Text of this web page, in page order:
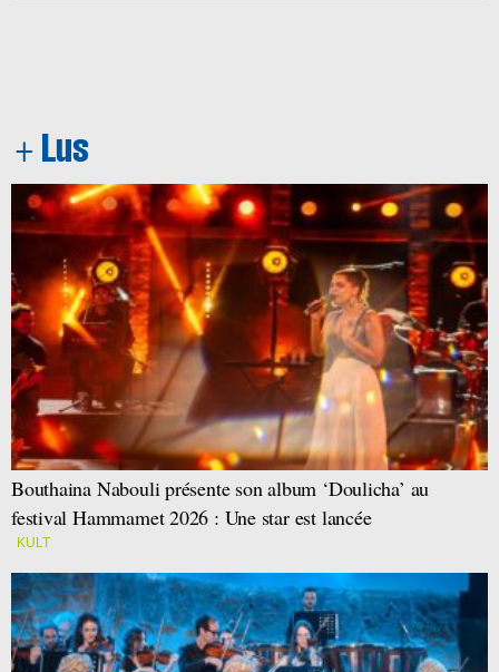
Bouthaina Nabouli présente son album ‘Doulicha’ au
festival Hammamet 2026 : Une star est lancée
KULT